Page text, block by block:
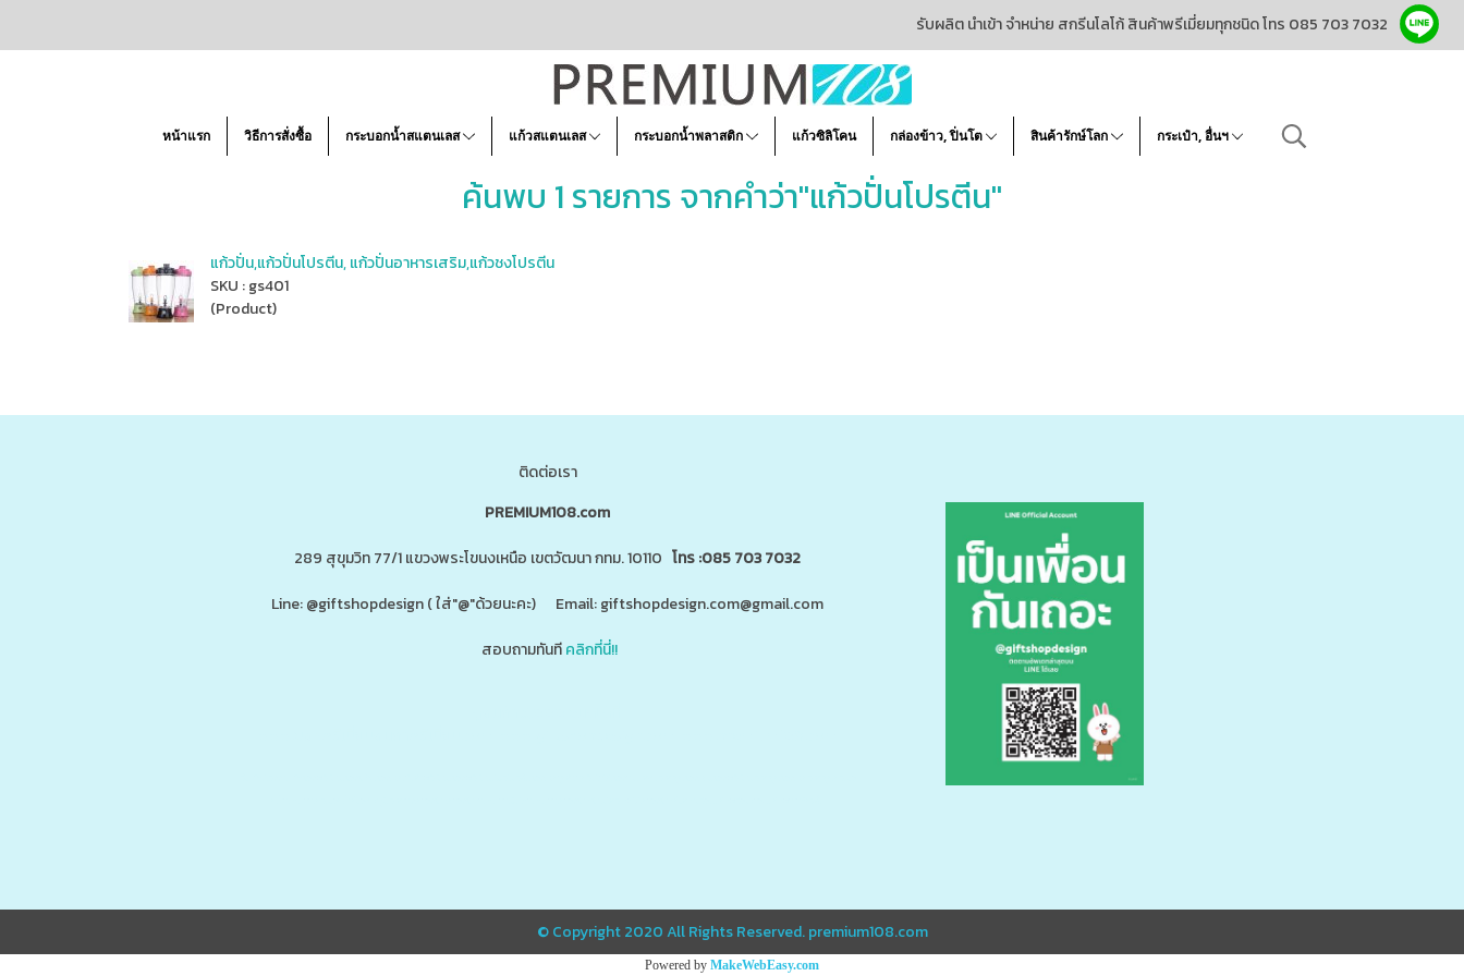
รับผลิต นำเข้า จำหน่าย สกรีนโลโก้ สินค้าพรีเมี่ยมทุกชนิด โทร 085 703 7032
หน้าแรก วิธีการสั่งซื้อ กระบอกน้ำสแตนเลส แก้วสแตนเลส กระบอกน้ำพลาสติก แก้วซิลิโคน กล่องข้าว, ปิ่นโต สินค้ารักษ์โลก กระเป๋า, อื่นฯ
ค้นพบ 1 รายการ จากคำว่า"แก้วปั่นโปรตีน"
แก้วปั่น,แก้วปั่นโปรตีน, แก้วปั่นอาหารเสริม,แก้วชงโปรตีน
SKU : gs401
(Product)
ติดต่อเรา
PREMIUM108.com
289 สุขุมวิท 77/1 แขวงพระโขนงเหนือ เขตวัฒนา กทม. 10110 โทร :085 703 7032
Line: @giftshopdesign ( ใส่"@"ด้วยนะคะ) Email: giftshopdesign.com@gmail.com
สอบถามทันทีคลิกที่นี่!!
© Copyright 2020 All Rights Reserved.premium108.com
Powered by MakeWebEasy.com